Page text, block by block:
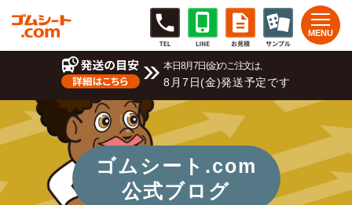
本日8月7日(金)のご注文は、
8月7日(金)発送予定です
ゴムシート.com
公式ブログ